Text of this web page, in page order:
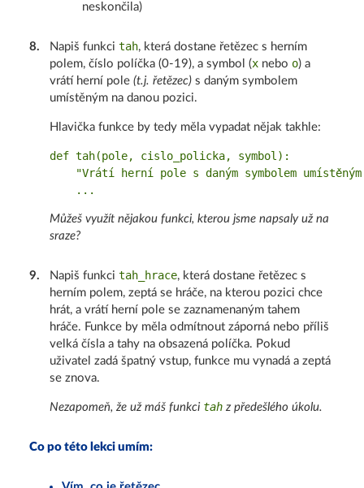
neskončila)
8. Napiš funkcitah, která dostane řetězec s herním
polem, číslo políčka (0-19), a symbol (x nebo o) a
vrátí herní pole(t.j. řetězec) s daným symbolem
umístěným na danou pozici.
Hlavička funkce by tedy měla vypadat nějak takhle:
def tah(pole, cislo_policka, symbol):
"Vrátí herní pole s daným symbolem
Můžeš využít nějakou funkci, kterou jsme napsaly už na
sraze?
9. Napiš funkcitah_hrace, která dostane řetězec s
herním polem, zeptá se hráče, na kterou pozici chce
hrát, a vrátí herní pole se zaznamenaným tahem
hráče. Funkce by měla odmítnout záporná nebo příliš
velká čísla a tahy na obsazená políčka. Pokud
uživatel zadá špatný vstup, funkce mu vynadá a zeptá
se znova.
Nezapomeň, že už máš funkci tah z předešlého úkolu.
Co po této lekci umím: